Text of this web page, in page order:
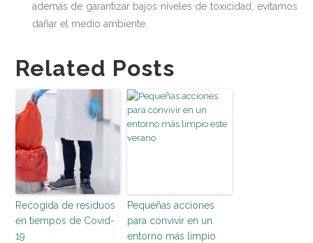
además de garantizar bajos niveles de toxicidad, evitamos
dañar el medio ambiente.
Related Posts
Recogida de residuos
en tiempos de Covid-
19
Pequeñas acciones
para convivir en un
entorno más limpio